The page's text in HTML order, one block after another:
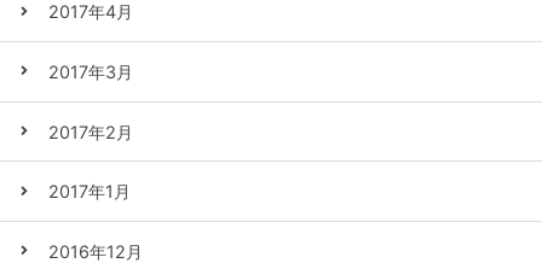
2017年4月
2017年3月
2017年2月
2017年1月
2016年12月